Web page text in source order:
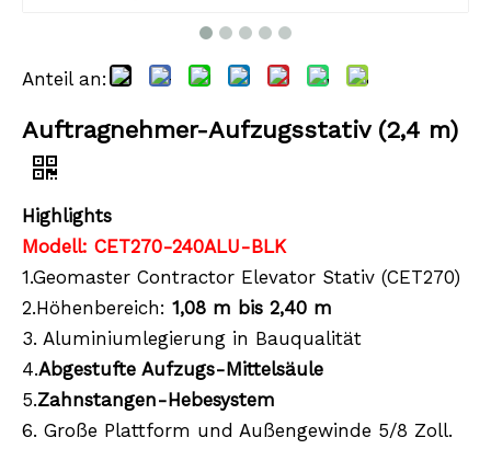
Anteil an:
Auftragnehmer-Aufzugsstativ (2,4 m)
Highlights
Modell: CET270-240ALU-BLK
1.Geomaster Contractor Elevator Stativ (CET270)
2.Höhenbereich: 1,08 m bis 2,40 m
3. Aluminiumlegierung in Bauqualität
4.Abgestufte Aufzugs-Mittelsäule
5.Zahnstangen-Hebesystem
6. Große Plattform und Außengewinde 5/8 Zoll.